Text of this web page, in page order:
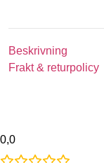
Beskrivning
Frakt & returpolicy
0,0